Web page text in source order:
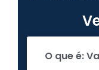
O que é: